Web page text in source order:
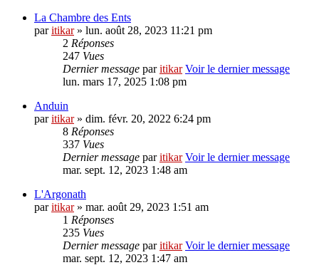
La Chambre des Ents
paritikar» lun. août 28, 2023 11:21 pm
2 Réponses
247 Vues
Dernier message paritikar Voir le dernier message
lun. mars 17, 2025 1:08 pm
Anduin
paritikar» dim. févr. 20, 2022 6:24 pm
8 Réponses
337 Vues
Dernier message paritikar Voir le dernier message
mar. sept. 12, 2023 1:48 am
L'Argonath
paritikar» mar. août 29, 2023 1:51 am
1 Réponses
235 Vues
Dernier message paritikar Voir le dernier message
mar. sept. 12, 2023 1:47 am